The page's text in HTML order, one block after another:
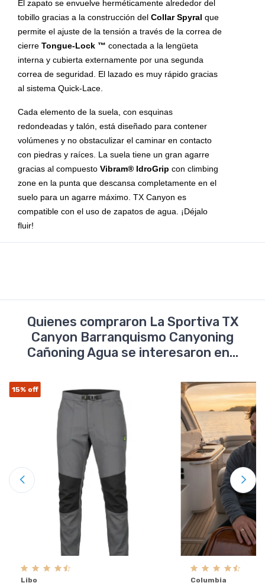
El zapato se envuelve herméticamente alrededor del
tobillo gracias a la construcción del Collar Spyral que
permite el ajuste de la tensión a través de la correa de
cierre Tongue-Lock ™ conectada a la lengüeta
interna y cubierta externamente por una segunda
correa de seguridad. El lazado es muy rápido gracias
al sistema Quick-Lace.
Cada elemento de la suela, con esquinas
redondeadas y talón, está diseñado para contener
volúmenes y no obstaculizar el caminar en contacto
con piedras y raíces. La suela tiene un gran agarre
gracias al compuesto Vibram® IdroGrip con climbing
zone en la punta que descansa completamente en el
suelo para un agarre máximo. TX Canyon es
compatible con el uso de zapatos de agua. ¡Déjalo
fluir!
Quienes compraron La Sportiva TX
Canyon Barranquismo Canyoning
Cañoning Agua se interesaron en...
15% off
Libo Columbia